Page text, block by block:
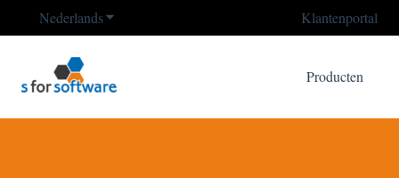
NederlandsSubmenu tonen voor vertalingen Klantenportal
Producten